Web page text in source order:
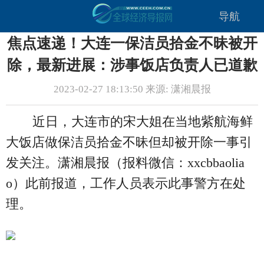
导航
焦点速递！大连一保洁员拾金不昧被开
除，最新进展：涉事饭店负责人已道歉
2023-02-27 18:13:50 来源: 潇湘晨报
近日，大连市的宋大姐在当地紫航海鲜
大饭店做保洁员拾金不昧但却被开除一事引
发关注。潇湘晨报（报料微信：xxcbbaolia
o）此前报道，工作人员表示此事警方在处
理。